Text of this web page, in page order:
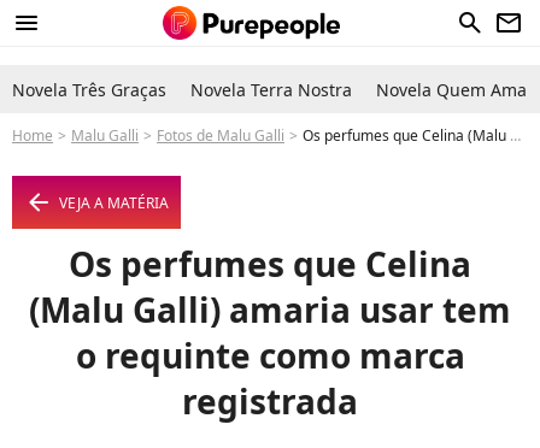
menu search newsletter
Novela Três Graças Novela Terra Nostra Novela Quem Ama
Home Malu Galli Fotos de Malu Galli Os perfumes que Celina (Malu Galli) amaria usar tem o requinte como marca registrada - Foto
arrow_left VEJA A MATÉRIA
Os perfumes que Celina
(Malu Galli) amaria usar tem
o requinte como marca
registrada